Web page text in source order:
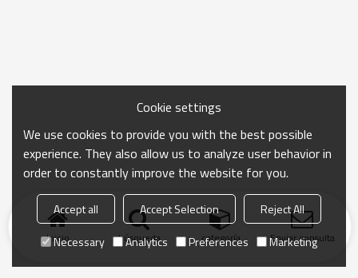
Inicio búsqueda categoría Enviar consulta
Cookie settings
We use cookies to provide you with the best possible
experience. They also allow us to analyze user behavior in
order to constantly improve the website for you.
Accept all Accept Selection
Reject All
Necessary
Analytics Preferences Marketing